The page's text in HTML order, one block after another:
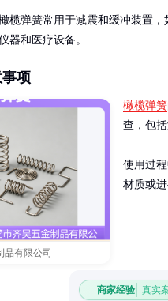
榄弹簧常用于减震和缓冲装置
器和医疗设备。
项
品有限公司
橄榄弹簧
查，包
使用过
材质或
商家经验 真实